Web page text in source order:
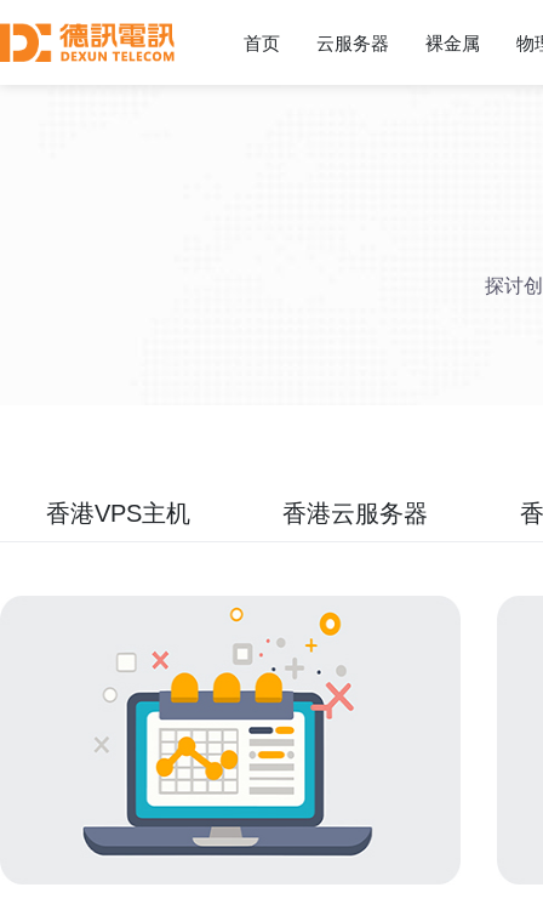
首页 云服务器 裸金属 物
探讨
香港VPS主机 香港云服务器